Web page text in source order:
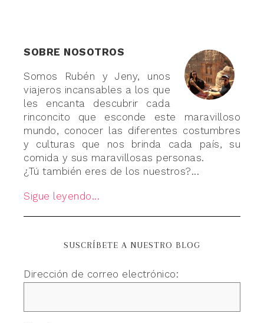
SOBRE NOSOTROS
Somos Rubén y Jeny, unos
viajeros incansables a los que
les encanta descubrir cada
rinconcito que esconde este maravilloso
mundo, conocer las diferentes costumbres
y culturas que nos brinda cada país, su
comida y sus maravillosas personas.
¿Tú también eres de los nuestros?...
Sigue leyendo...
SUSCRÍBETE A NUESTRO BLOG
Dirección de correo electrónico: